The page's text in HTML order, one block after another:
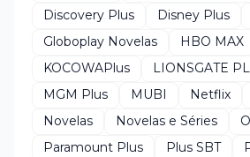
Discovery Plus
Disney Plus
Globoplay Novelas
HBO MAX
KOCOWAPlus
LIONSGATE
MGM Plus
MUBI Netflix
Novelas
Novelas e Séries
Paramount Plus
Plus SBT